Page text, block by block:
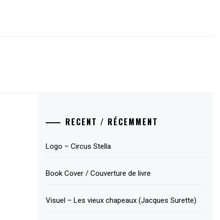
RECENT / RÉCEMMENT
Logo – Circus Stella
Book Cover / Couverture de livre
Visuel – Les vieux chapeaux (Jacques Surette)